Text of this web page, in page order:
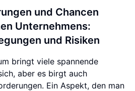
und Chancen
Unternehmens:
und Risiken
bringt viele spannende
aber es birgt auch
Ein Aspekt, den man